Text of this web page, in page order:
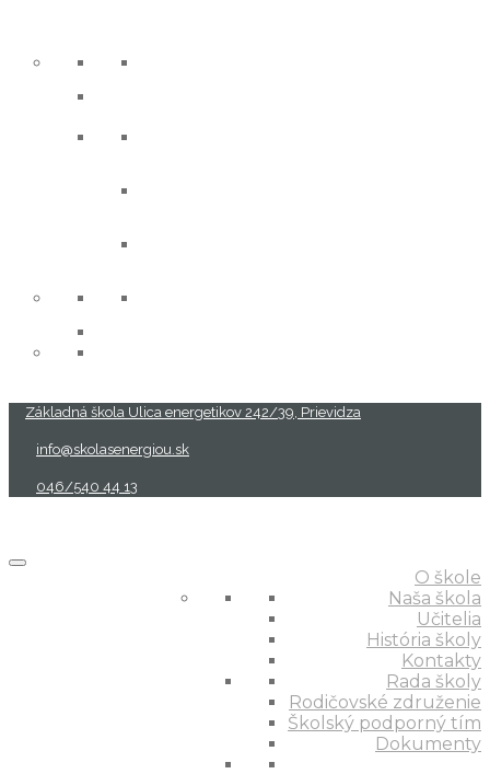
Základná škola Ulica energetikov 242/39, Prievidza
info@skolasenergiou.sk
046/540 44 13
O škole
Naša škola
Učitelia
História školy
Kontakty
Rada školy
Rodičovské združenie
Školský podporný tím
Dokumenty